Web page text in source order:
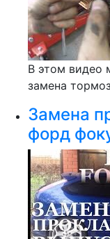
В этом видео
замена
Замена
форд